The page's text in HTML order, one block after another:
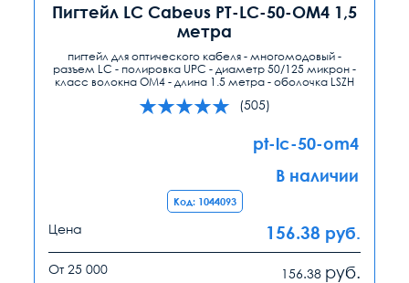
Пигтейл LC Cabeus PT-LC-50-OM4 1,5
метра
пигтейл для оптического кабеля - многомодовый -
разъем LC - полировка UPC - диаметр 50/125 микрон -
класс волокна OM4 - длина 1.5 метра - оболочка LSZH
(505)
pt-lc-50-om4
В наличии
Код: 1044093
Цена 156.38 руб.
От 25 000 156.38 руб.